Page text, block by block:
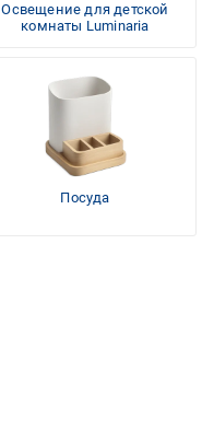
Освещение для детской
комнаты Luminaria
Посуда